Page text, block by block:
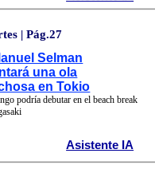
| Pág.27
Selman
una ola
en Tokio
podría debutar en el beach break
Asistente IA